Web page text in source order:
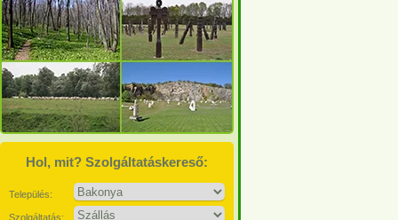
Hol, mit? Szolgáltatáskereső:
Település:
Szolgáltatás: